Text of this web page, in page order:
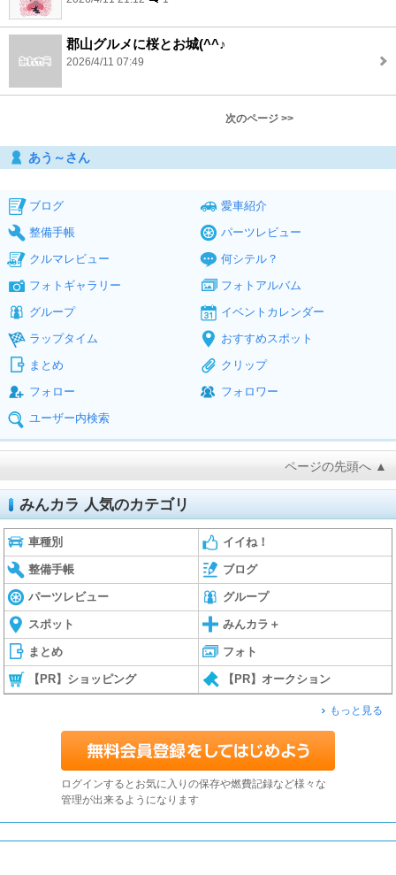
郡山グルメに桜とお城(^^♪
2026/4/11 07:49
次のページ >>
あう～さん
ブログ
愛車紹介
整備手帳
パーツレビュー
クルマレビュー
何シテル？
フォトギャラリー
フォトアルバム
グループ
イベントカレンダー
ラップタイム
おすすめスポット
まとめ
クリップ
フォロー
フォロワー
ユーザー内検索
ページの先頭へ ▲
みんカラ 人気のカテゴリ
車種別 イイね！
整備手帳 ブログ
パーツレビュー グループ
スポット みんカラ＋
まとめ フォト
【PR】ショッピング 【PR】オークション
もっと見る
ログインするとお気に入りの保存や燃費記録など様々な
管理が出来るようになります